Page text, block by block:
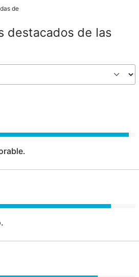
de
destacados de las